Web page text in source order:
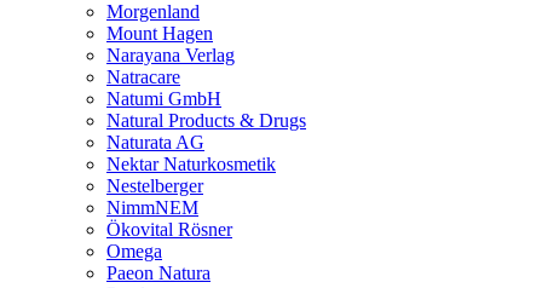
Morgenland
Mount Hagen
Narayana Verlag
Natracare
Natumi GmbH
Natural Products & Drugs
Naturata AG
Nektar Naturkosmetik
Nestelberger
NimmNEM
Ökovital Rösner
Omega
Paeon Natura